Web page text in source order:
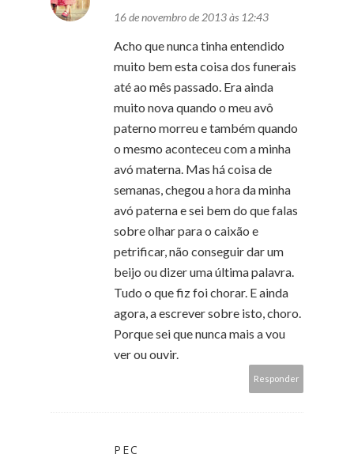
16 de novembro de 2013 às 12:43
Acho que nunca tinha entendido
muito bem esta coisa dos funerais
até ao mês passado. Era ainda
muito nova quando o meu avô
paterno morreu e também quando
o mesmo aconteceu com a minha
avó materna. Mas há coisa de
semanas, chegou a hora da minha
avó paterna e sei bem do que falas
sobre olhar para o caixão e
petrificar, não conseguir dar um
beijo ou dizer uma última palavra.
Tudo o que fiz foi chorar. E ainda
agora, a escrever sobre isto, choro.
Porque sei que nunca mais a vou
ver ou ouvir.
Responder
PEC